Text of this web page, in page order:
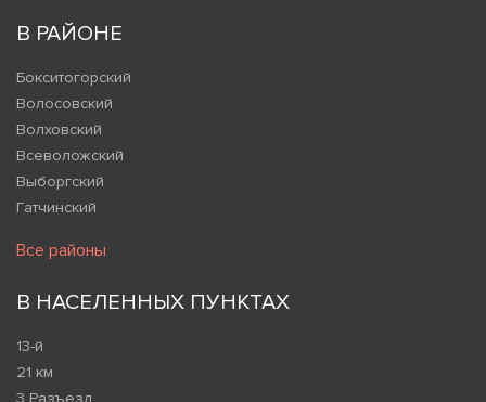
В РАЙОНЕ
Бокситогорский
Волосовский
Волховский
Всеволожский
Выборгский
Гатчинский
Все районы
В НАСЕЛЕННЫХ ПУНКТАХ
13-й
21 км